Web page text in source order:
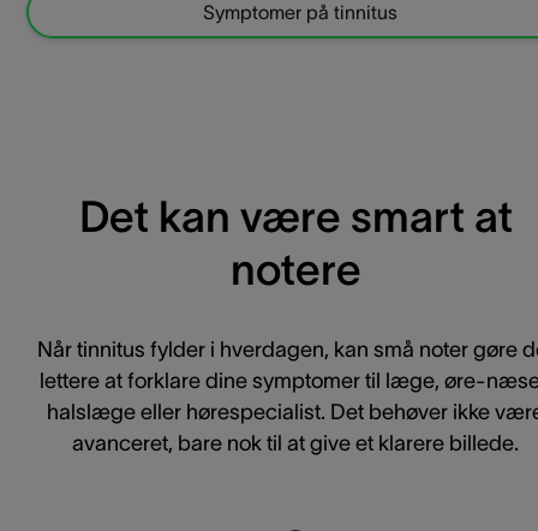
Symptomer på tinnitus
Det kan være smart at
notere
Når tinnitus fylder i hverdagen, kan små noter gøre
lettere at forklare dine symptomer til læge, øre-
halslæge eller hørespecialist. Det behøver ikke
avanceret, bare nok til at give et klarere billede.